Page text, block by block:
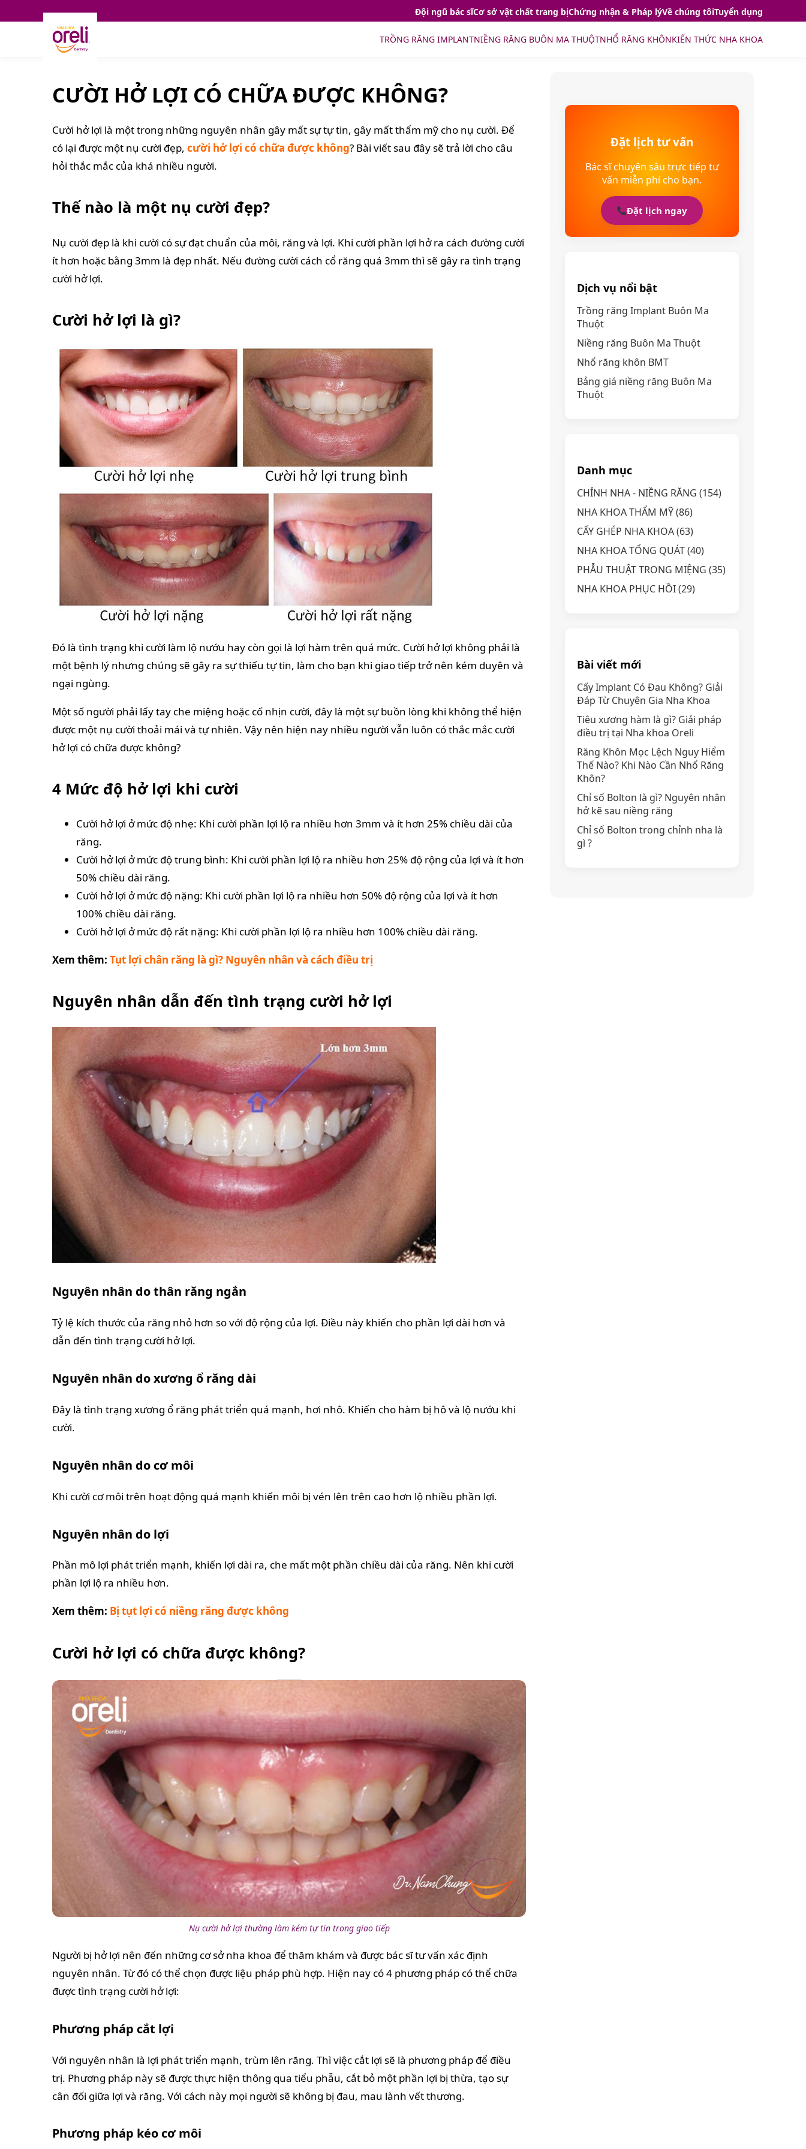
Đội ngũ bác sĩCơ sở vật chất trang bịChứng nhận & Pháp lýVề chúng tôiTuyển dụng
TRỒNG RĂNG IMPLANTNIỀNG RĂNG BUÔN MA THUỘTNHỔ RĂNG KHÔNKIẾN THỨC NHA KHOA
CƯỜI HỞ LỢI CÓ CHỮA ĐƯỢC KHÔNG?
Cười hở lợi là một trong những nguyên nhân gây mất sự tự tin, gây mất thẩm mỹ cho nụ cười. Để
có lại được một nụ cười đẹp, cười hở lợi có chữa được không? Bài viết sau đây sẽ trả lời cho câu
hỏi thắc mắc của khá nhiều người.
Thế nào là một nụ cười đẹp?
Nụ cười đẹp là khi cười có sự đạt chuẩn của môi, răng và lợi. Khi cười phần lợi hở ra cách đường cười
ít hơn hoặc bằng 3mm là đẹp nhất. Nếu đường cười cách cổ răng quá 3mm thì sẽ gây ra tình trạng
cười hở lợi.
Cười hở lợi là gì?
Đó là tình trạng khi cười làm lộ nướu hay còn gọi là lợi hàm trên quá mức. Cười hở lợi không phải là
một bệnh lý nhưng chúng sẽ gây ra sự thiếu tự tin, làm cho bạn khi giao tiếp trở nên kém duyên và
ngại ngùng.
Một số người phải lấy tay che miệng hoặc cố nhịn cười, đây là một sự buồn lòng khi không thể hiện
được một nụ cười thoải mái và tự nhiên. Vậy nên hiện nay nhiều người vẫn luôn có thắc mắc cười
hở lợi có chữa được không?
4 Mức độ hở lợi khi cười
Cười hở lợi ở mức độ nhẹ: Khi cười phần lợi lộ ra nhiều hơn 3mm và ít hơn 25% chiều dài của
răng.
Cười hở lợi ở mức độ trung bình: Khi cười phần lợi lộ ra nhiều hơn 25% độ rộng của lợi và ít hơn
50% chiều dài răng.
Cười hở lợi ở mức độ nặng: Khi cười phần lợi lộ ra nhiều hơn 50% độ rộng của lợi và ít hơn
100% chiều dài răng.
Cười hở lợi ở mức độ rất nặng: Khi cười phần lợi lộ ra nhiều hơn 100% chiều dài răng.
Xem thêm: Tụt lợi chân răng là gì? Nguyên nhân và cách điều trị
Nguyên nhân dẫn đến tình trạng cười hở lợi
Nguyên nhân do thân răng ngắn
Tỷ lệ kích thước của răng nhỏ hơn so với độ rộng của lợi. Điều này khiến cho phần lợi dài hơn và
dẫn đến tình trạng cười hở lợi.
Nguyên nhân do xương ổ răng dài
Đây là tình trạng xương ổ răng phát triển quá mạnh, hơi nhô. Khiến cho hàm bị hô và lộ nướu khi
cười.
Nguyên nhân do cơ môi
Khi cười cơ môi trên hoạt động quá mạnh khiến môi bị vén lên trên cao hơn lộ nhiều phần lợi.
Nguyên nhân do lợi
Phần mô lợi phát triển mạnh, khiến lợi dài ra, che mất một phần chiều dài của răng. Nên khi cười
phần lợi lộ ra nhiều hơn.
Xem thêm: Bị tụt lợi có niềng răng được không
Cười hở lợi có chữa được không?
Nụ cười hở lợi thường làm kém tự tin trong giao tiếp
Người bị hở lợi nên đến những cơ sở nha khoa để thăm khám và được bác sĩ tư vấn xác định
nguyên nhân. Từ đó có thể chọn được liệu pháp phù hợp. Hiện nay có 4 phương pháp có thể chữa
được tình trạng cười hở lợi:
Phương pháp cắt lợi
Với nguyên nhân là lợi phát triển mạnh, trùm lên răng. Thì việc cắt lợi sẽ là phương pháp để điều
trị. Phương pháp này sẽ được thực hiện thông qua tiểu phẫu, cắt bỏ một phần lợi bị thừa, tạo sự
cân đối giữa lợi và răng. Với cách này mọi người sẽ không bị đau, mau lành vết thương.
Phương pháp kéo cơ môi
Đặt lịch tư vấn
Bác sĩ chuyên sâu trực tiếp tư
vấn miễn phí cho bạn.
Đặt lịch ngay
Dịch vụ nổi bật
Trồng răng Implant Buôn Ma
Thuột
Niềng răng Buôn Ma Thuột
Nhổ răng khôn BMT
Bảng giá niềng răng Buôn Ma
Thuột
Danh mục
CHỈNH NHA - NIỀNG RĂNG (154)
NHA KHOA THẨM MỸ(86)
CẤY GHÉP NHA KHOA(63)
NHA KHOA TỔNG QUÁT(40)
PHẪU THUẬT TRONG MIỆNG (35)
NHA KHOA PHỤC HỒI(29)
Bài viết mới
Cấy Implant Có Đau Không? Giải
Đáp Từ Chuyên Gia Nha Khoa
Tiêu xương hàm là gì? Giải pháp
điều trị tại Nha khoa Oreli
Răng Khôn Mọc Lệch Nguy Hiểm
Thế Nào? Khi Nào Cần Nhổ Răng
Khôn?
Chỉ số Bolton là gì? Nguyên nhân
hở kẽ sau niềng răng
Chỉ số Bolton trong chỉnh nha là
gì ?